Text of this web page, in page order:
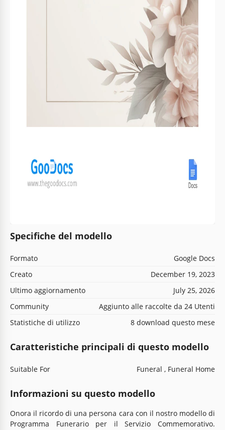
Specifiche del modello
Formato
Google Docs
Creato
December 19, 2023
Ultimo aggiornamento
July 25, 2026
Community
Aggiunto alle raccolte da 24 Utenti
Statistiche di utilizzo
8 download questo mese
Caratteristiche principali di questo modello
Suitable For Funeral , Funeral Home
Informazioni su questo modello
Onora il ricordo di una persona cara con il nostro modello di
Programma Funerario per il Servizio Commemorativo.